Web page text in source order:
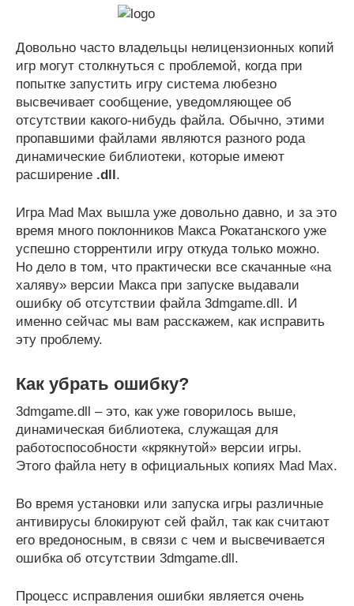
Довольно часто владельцы нелицензионных копий
игр могут столкнуться с проблемой, когда при
попытке запустить игру система любезно
высвечивает сообщение, уведомляющее об
отсутствии какого-нибудь файла. Обычно, этими
пропавшими файлами являются разного рода
динамические библиотеки, которые имеют
расширение .dll.
Игра Mad Max вышла уже довольно давно, и за это
время много поклонников Макса Рокатанского уже
успешно сторрентили игру откуда только можно.
Но дело в том, что практически все скачанные «на
халяву» версии Макса при запуске выдавали
ошибку об отсутствии файла 3dmgame.dll. И
именно сейчас мы вам расскажем, как исправить
эту проблему.
Как убрать ошибку?
3dmgame.dll – это, как уже говорилось выше,
динамическая библиотека, служащая для
работоспособности «крякнутой» версии игры.
Этого файла нету в официальных копиях Mad Max.
Во время установки или запуска игры различные
антивирусы блокируют сей файл, так как считают
его вредоносным, в связи с чем и высвечивается
ошибка об отсутствии 3dmgame.dll.
Процесс исправления ошибки является очень